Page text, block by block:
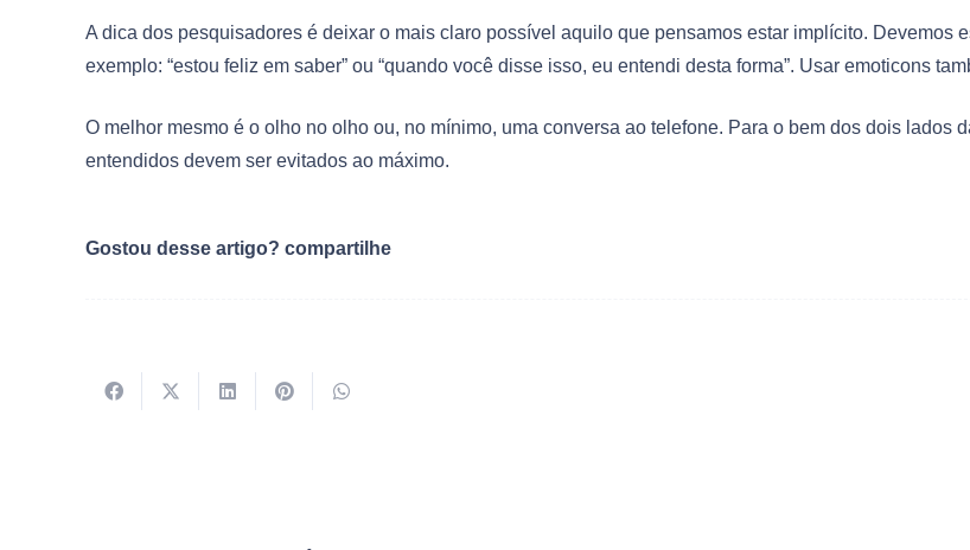
A dica dos pesquisadores é deixar o mais claro possível aquilo que pensamos estar implícito. Devemos
exemplo: “estou feliz em saber” ou “quando você disse isso, eu entendi desta forma”. Usar emoticons
O melhor mesmo é o olho no olho ou, no mínimo, uma conversa ao telefone. Para o bem dos dois lados
entendidos devem ser evitados ao máximo.
Gostou desse artigo? compartilhe